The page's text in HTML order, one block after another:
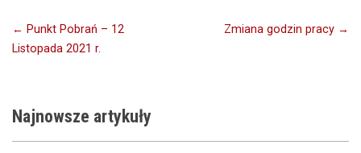
Nawigacja
wpisu
← Punkt Pobrań – 12
Listopada 2021 r.
Zmiana godzin pracy →
Najnowsze artykuły